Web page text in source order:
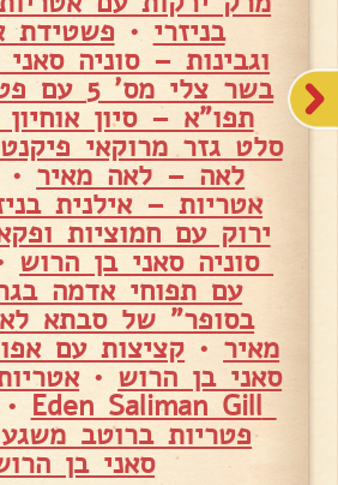
בניזרי • פשטידת
וגבינות – סוניה
בשר צלי
תפו"א – סיון אוחיון
סלט גזר מרוקאי
לאה – לאה מאיר
אטריות – אילנית
ירוק עם חמוציות
סוניה סאני בן הרוש
עם תפוחי אדמה
בסופר" של סבתא
מאיר • קציצות עם
סאני בן הרוש •
•
פטריות ברוטב
סאני בן